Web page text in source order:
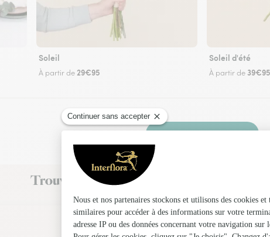
Soleil
À partir de 29€95
Soleil d'été
À partir de 39€95
Faire livrer des fleurs
Trouvez un fleuriste Interflora à Creyssac